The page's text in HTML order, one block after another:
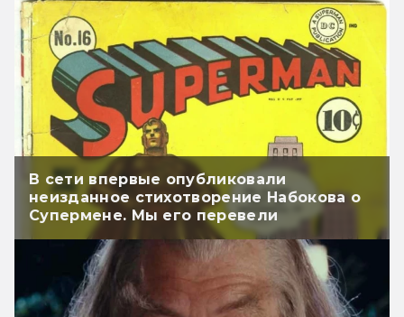
В сети впервые опубликовали
неизданное стихотворение Набокова о
Супермене. Мы его перевели